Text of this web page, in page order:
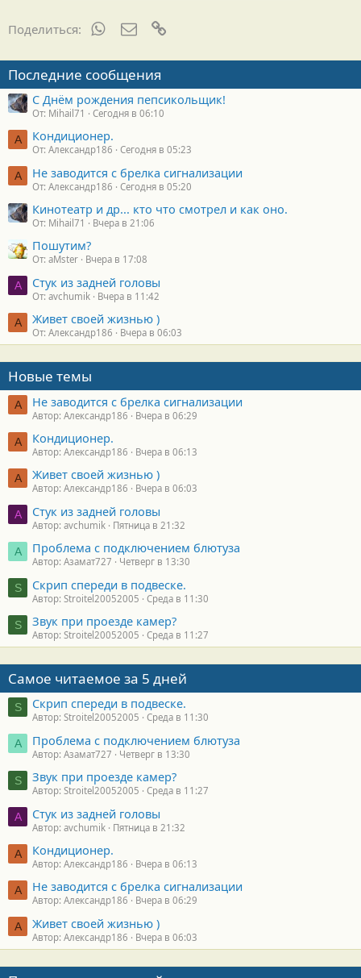
а
р
о
с
т
и
:
Поделиться: WhatsAppЭлектронная почта
Последние сообщения
С Днём рождения пепсикольщик!
От: Mihail71 Сегодня в 06:10
А Кондиционер.
От: Александр186 Сегодня в 05:23
А Не заводится с брелка сигнализации
От: Александр186 Сегодня в 05:20
Кинотеатр и др... кто что смотрел и как оно.
От: Mihail71 Вчера в 21:06
Пошутим?
От: aMster Вчера в 17:08
A Стук из задней головы
От: avchumik Вчера в 11:42
А Живет своей жизнью )
От: Александр186 Вчера в 06:03
Новые темы
А Не заводится с брелка сигнализации
Автор: Александр186 Вчера в 06:29
А Кондиционер.
Автор: Александр186 Вчера в 06:13
А Живет своей жизнью )
Автор: Александр186 Вчера в 06:03
A Стук из задней головы
Автор: avchumik Пятница в 21:32
А Проблема с подключением блютуза
Автор: Азамат727 Четверг в 13:30
S Скрип спереди в подвеске.
Автор: Stroitel20052005 Среда в 11:30
S Звук при проезде камер?
Автор: Stroitel20052005 Среда в 11:27
Самое читаемое за 5 дней
S Скрип спереди в подвеске.
Автор: Stroitel20052005 Среда в 11:30
А Проблема с подключением блютуза
Автор: Азамат727 Четверг в 13:30
S Звук при проезде камер?
Автор: Stroitel20052005 Среда в 11:27
A Стук из задней головы
Автор: avchumik Пятница в 21:32
А Кондиционер.
Автор: Александр186 Вчера в 06:13
А Не заводится с брелка сигнализации
Автор: Александр186 Вчера в 06:29
А Живет своей жизнью )
Автор: Александр186 Вчера в 06:03